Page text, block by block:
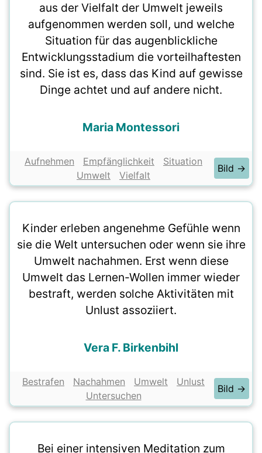
aus der Vielfalt der Umwelt jeweils
aufgenommen werden soll, und welche
Situation für das augenblickliche
Entwicklungsstadium die vorteilhaftesten
sind. Sie ist es, dass das Kind auf gewisse
Dinge achtet und auf andere nicht.
Maria Montessori
Aufnehmen Empfänglichkeit
Situation
Umwelt
Vielfalt
Bild →
Kinder erleben angenehme Gefühle wenn
sie die Welt untersuchen oder wenn sie ihre
Umwelt nachahmen. Erst wenn diese
Umwelt das Lernen-Wollen immer wieder
bestraft, werden solche Aktivitäten mit
Unlust assoziiert.
Vera F. Birkenbihl
Bestrafen Nachahmen Umwelt
Unlust
Untersuchen
Bild →
Bei einer intensiven Meditation zum